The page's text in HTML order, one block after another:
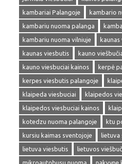
kambariai Palangoje
kambario
kambariu nuoma palanga
kambariu nuoma vilniuje
kaunas
kaunas viesbutis
kauno
kauno viesbuciai kainos
kerpė
kerpes viesbutis palangoje
klaipeda viesbuciai
klaipedos
klaipedos viesbuciai kainos
kotedzu nuoma palangoje
ktu
kursiu kaimas sventojoje
lietuva
lietuva viesbutis
lietuvos
mikroautobusu nuoma
nakvyne